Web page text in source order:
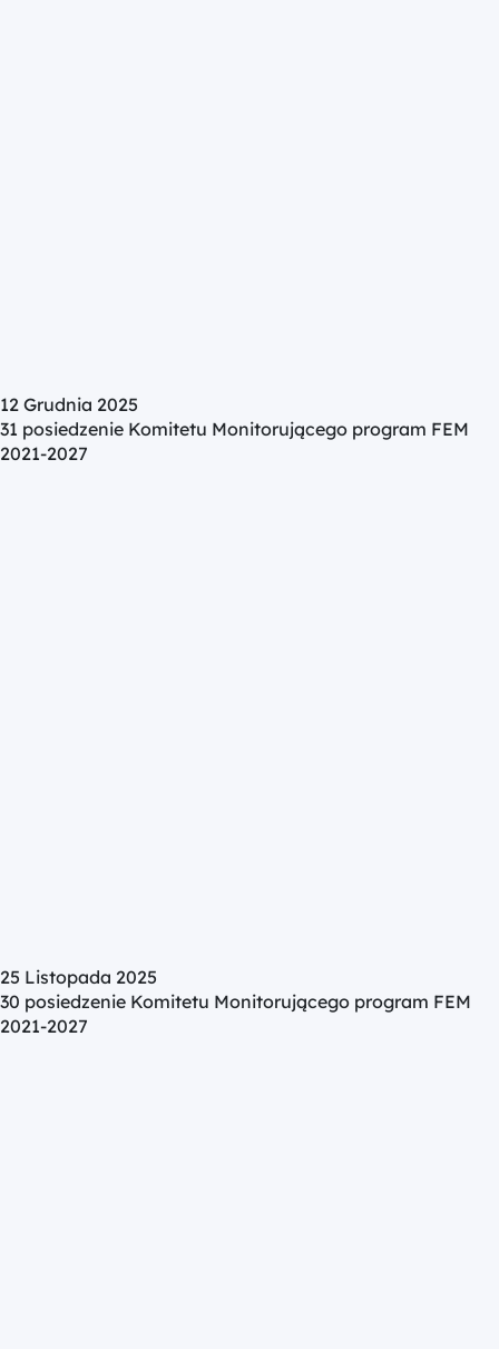
12 Grudnia 2025
31 posiedzenie Komitetu Monitorującego program FEM
2021-2027
25 Listopada 2025
30 posiedzenie Komitetu Monitorującego program FEM
2021-2027